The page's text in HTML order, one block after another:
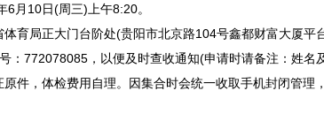
10日(周三)上午8:20。
育局正大门台阶处(贵阳市北京路104号鑫都财富大厦平
772078085，以便及时查收通知(申请时请备注：姓名及
，体检费用自理。因集合时会统一收取手机封闭管理